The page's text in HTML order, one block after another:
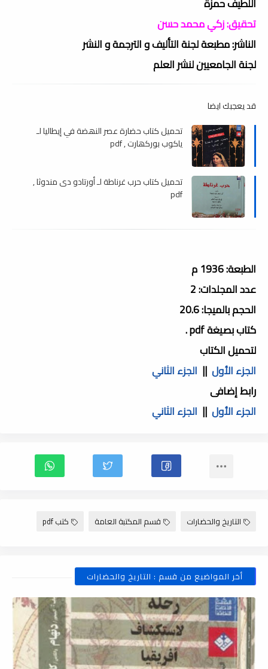
تحقيق: زكي محمد حسن
الناشر: مطبعة لجنة التأليف و الترجمة و النشر
لجنة الجامعيين لنشر العلم
قد يعجبك ايضا
تحميل كتاب حضارة عصر النھضة في إيطاليا لـ
ياكوب بوركھارت , pdf
تحميل كتاب حرب غرناطة لـ أورتادو دى مندوثا ,
pdf
الطبعة: 1936 م
عدد المجلدات: 2
الحجم بالميجا: 20.6
كتاب بصيغة pdf .
لتحميل الكتاب
الجزء الأول || الجزء الثاني
رابط إضافى
الجزء الأول || الجزء الثاني
التاريخ والحضارات قسم المكتبة العامة كتب pdf
أخر المواضيع من قسم : التاريخ والحضارات